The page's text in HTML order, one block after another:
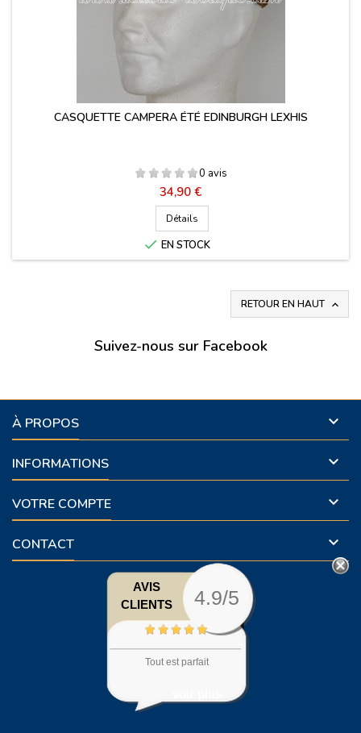
CASQUETTE CAMPERA ÉTÉ EDINBURGH LEXHIS
0 avis
Prix
34,90 €
Détails
 EN STOCK
RETOUR EN HAUT 
Suivez-nous sur Facebook
À PROPOS 
INFORMATIONS 
VOTRE COMPTE 
CONTACT 
AVIS
CLIENTS
4.9/5
Tout est parfait